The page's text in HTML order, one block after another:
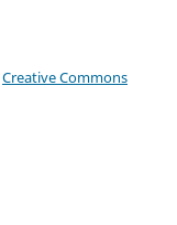
Creative Commons